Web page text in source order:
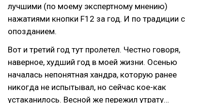
лучшими (по моему экспертному мнению)
нажатиями кнопки F12 за год. И по традиции с
опозданием.
Вот и третий год тут пролетел. Честно говоря,
наверное, худший год в моей жизни. Осенью
началась непонятная хандра, которую ранее
никогда не испытывал, но сейчас кое-как
устаканилось. Весной же пережил утрату…